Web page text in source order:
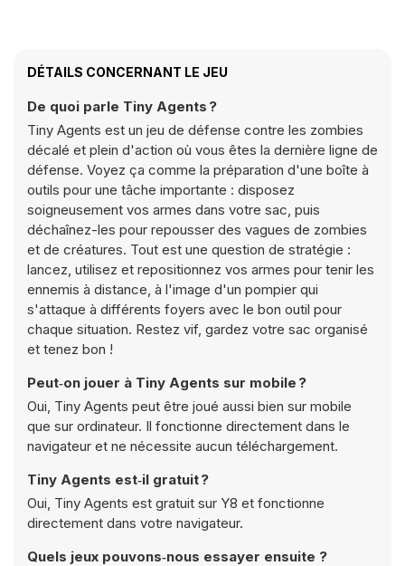
DÉTAILS CONCERNANT LE JEU
De quoi parle Tiny Agents ?
Tiny Agents est un jeu de défense contre les zombies
décalé et plein d'action où vous êtes la dernière ligne de
défense. Voyez ça comme la préparation d'une boîte à
outils pour une tâche importante : disposez
soigneusement vos armes dans votre sac, puis
déchaînez-les pour repousser des vagues de zombies
et de créatures. Tout est une question de stratégie :
lancez, utilisez et repositionnez vos armes pour tenir les
ennemis à distance, à l'image d'un pompier qui
s'attaque à différents foyers avec le bon outil pour
chaque situation. Restez vif, gardez votre sac organisé
et tenez bon !
Peut‑on jouer à Tiny Agents sur mobile ?
Oui, Tiny Agents peut être joué aussi bien sur mobile
que sur ordinateur. Il fonctionne directement dans le
navigateur et ne nécessite aucun téléchargement.
Tiny Agents est‑il gratuit ?
Oui, Tiny Agents est gratuit sur Y8 et fonctionne
directement dans votre navigateur.
Quels jeux pouvons‑nous essayer ensuite ?